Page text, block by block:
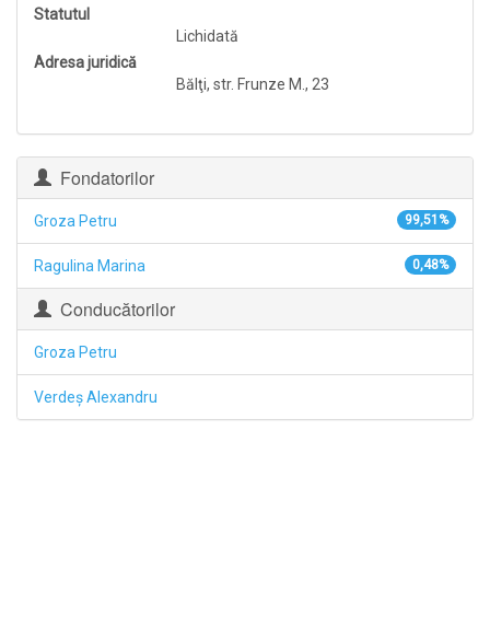
Statutul
Lichidată
Adresa juridică
Bălţi, str. Frunze M., 23
Fondatorilor
Groza Petru 99,51%
Ragulina Marina 0,48%
Conducătorilor
Groza Petru
Verdeş Alexandru